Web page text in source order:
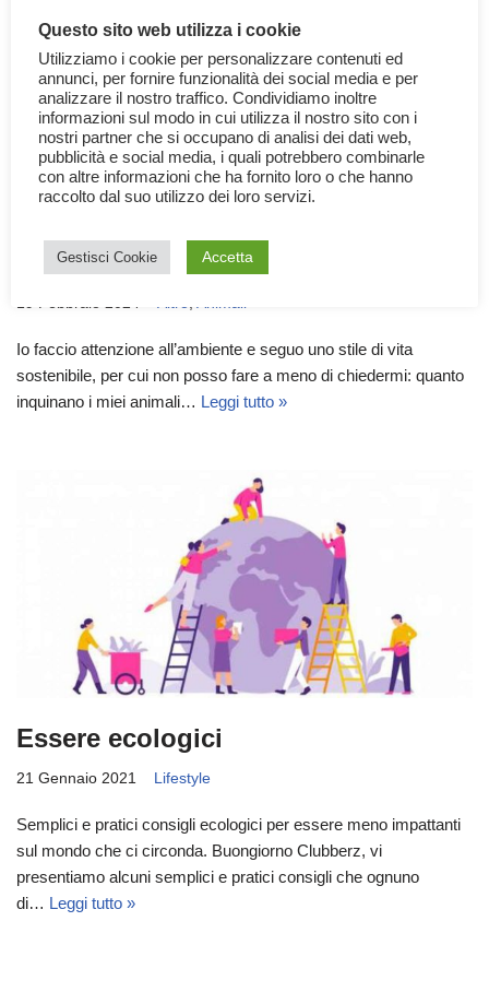
domestici?
Io faccio attenzione all’ambiente e seguo uno stile di vita
sostenibile, per cui non posso fare a meno di chiedermi: quanto
inquinano i miei animali… Leggi tutto »
Essere ecologici
21 Gennaio 2021 Lifestyle
Semplici e pratici consigli ecologici per essere meno impattanti
sul mondo che ci circonda. Buongiorno Clubberz, vi
presentiamo alcuni semplici e pratici consigli che ognuno
di… Leggi tutto »
Questo sito web utilizza i cookie
Utilizziamo i cookie per personalizzare contenuti ed
annunci, per fornire funzionalità dei social media e per
analizzare il nostro traffico. Condividiamo inoltre
informazioni sul modo in cui utilizza il nostro sito con i
nostri partner che si occupano di analisi dei dati web,
pubblicità e social media, i quali potrebbero combinarle
con altre informazioni che ha fornito loro o che hanno
raccolto dal suo utilizzo dei loro servizi.
Gestisci Cookie Accetta